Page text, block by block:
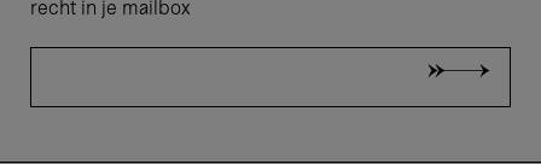
recht in je mailbox